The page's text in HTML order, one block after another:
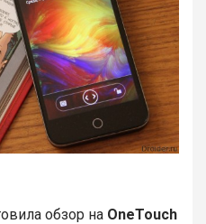
обзор на OneTouch